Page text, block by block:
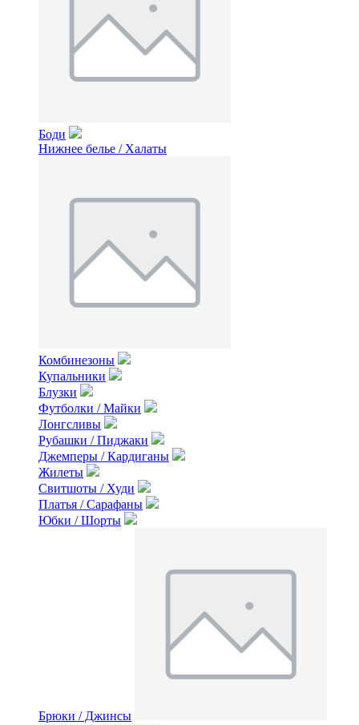
Боди
Нижнее белье / Халаты
Комбинезоны
Купальники
Блузки
Футболки / Майки
Лонгсливы
Рубашки / Пиджаки
Джемперы / Кардиганы
Жилеты
Свитшоты / Худи
Платья / Сарафаны
Юбки / Шорты
Брюки / Джинсы